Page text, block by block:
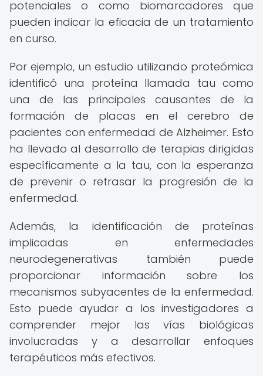
potenciales o como biomarcadores que
pueden indicar la eficacia de un tratamiento
en curso.
Por ejemplo, un estudio utilizando proteómica
identificó una proteína llamada tau como
una de las principales causantes de la
formación de placas en el cerebro de
pacientes con enfermedad de Alzheimer. Esto
ha llevado al desarrollo de terapias dirigidas
específicamente a la tau, con la esperanza
de prevenir o retrasar la progresión de la
enfermedad.
Además, la identificación de proteínas
implicadas en enfermedades
neurodegenerativas también puede
proporcionar información sobre los
mecanismos subyacentes de la enfermedad.
Esto puede ayudar a los investigadores a
comprender mejor las vías biológicas
involucradas y a desarrollar enfoques
terapéuticos más efectivos.